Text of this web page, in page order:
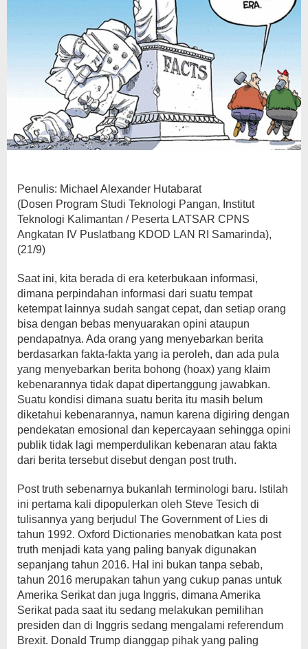
Penulis: Michael Alexander Hutabarat
(Dosen Program Studi Teknologi Pangan, Institut
Teknologi Kalimantan / Peserta LATSAR CPNS
Angkatan IV Puslatbang KDOD LAN RI Samarinda),
(21/9)
Saat ini, kita berada di era keterbukaan informasi,
dimana perpindahan informasi dari suatu tempat
ketempat lainnya sudah sangat cepat, dan setiap orang
bisa dengan bebas menyuarakan opini ataupun
pendapatnya. Ada orang yang menyebarkan berita
berdasarkan fakta-fakta yang ia peroleh, dan ada pula
yang menyebarkan berita bohong (hoax) yang klaim
kebenarannya tidak dapat dipertanggung jawabkan.
Suatu kondisi dimana suatu berita itu masih belum
diketahui kebenarannya, namun karena digiring dengan
pendekatan emosional dan kepercayaan sehingga opini
publik tidak lagi memperdulikan kebenaran atau fakta
dari berita tersebut disebut dengan post truth.
Post truth sebenarnya bukanlah terminologi baru. Istilah
ini pertama kali dipopulerkan oleh Steve Tesich di
tulisannya yang berjudul The Government of Lies di
tahun 1992. Oxford Dictionaries menobatkan kata post
truth menjadi kata yang paling banyak digunakan
sepanjang tahun 2016. Hal ini bukan tanpa sebab,
tahun 2016 merupakan tahun yang cukup panas untuk
Amerika Serikat dan juga Inggris, dimana Amerika
Serikat pada saat itu sedang melakukan pemilihan
presiden dan di Inggris sedang mengalami referendum
Brexit. Donald Trump dianggap pihak yang paling